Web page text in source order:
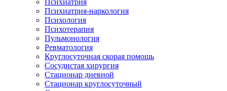
Психиатрия
Психиатрия-наркология
Психология
Психотерапия
Пульмонология
Ревматология
Круглосуточная скорая помощь
Сосудистая хирургия
Стационар дневной
Стационар круглосуточный